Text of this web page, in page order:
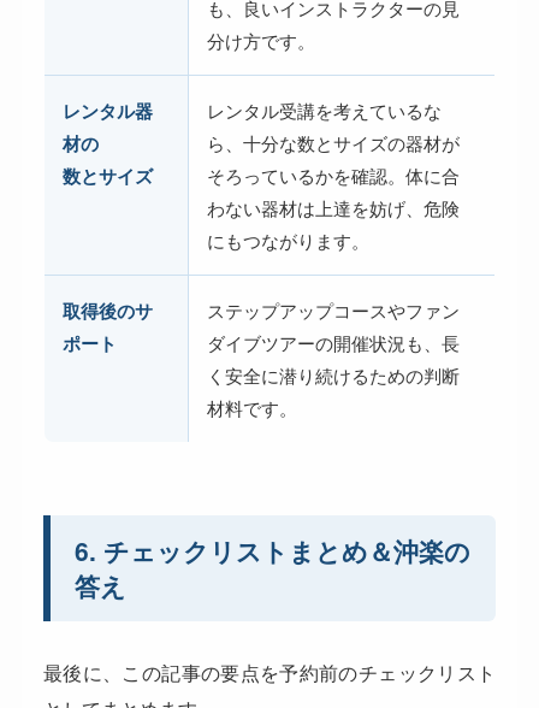
も、良いインストラクターの見
分け方です。
レンタル器
材の
数とサイズ
レンタル受講を考えているな
ら、十分な数とサイズの器材が
そろっているかを確認。体に合
わない器材は上達を妨げ、危険
にもつながります。
取得後のサ
ポート
ステップアップコースやファン
ダイブツアーの開催状況も、長
く安全に潜り続けるための判断
材料です。
6. チェックリストまとめ＆沖楽の
答え
最後に、この記事の要点を予約前のチェックリスト